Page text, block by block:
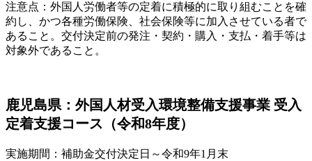
注意点：外国人労働者等の定着に積極的に取り組むことを確
約し、かつ各種労働保険、社会保険等に加入させている者で
あること。交付決定前の発注・契約・購入・支払・着手等は
対象外であること。
鹿児島県：外国人材受入環境整備支援事業 受入
定着支援コース（令和8年度）
実施期間：補助金交付決定日～令和9年1月末